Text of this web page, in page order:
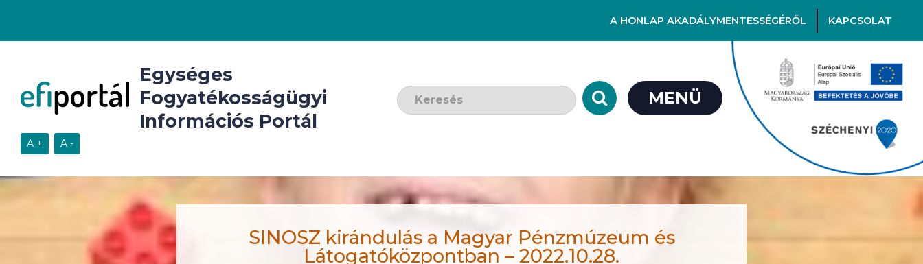
A HONLAP AKADÁLYMENTESSÉGÉRŐL KAPCSOLAT
Egységes
Fogyatékosságügyi
Információs Portál
Keresendő szó: MENÜ
SINOSZ kirándulás a Magyar Pénzmúzeum és
Látogatóközpontban – 2022.10.28.